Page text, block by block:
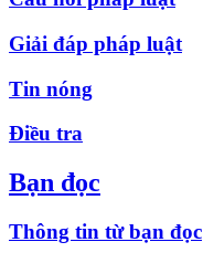
Giải đáp pháp luật
Tin nóng
Điều tra
Bạn đọc
Thông tin từ bạn đọc